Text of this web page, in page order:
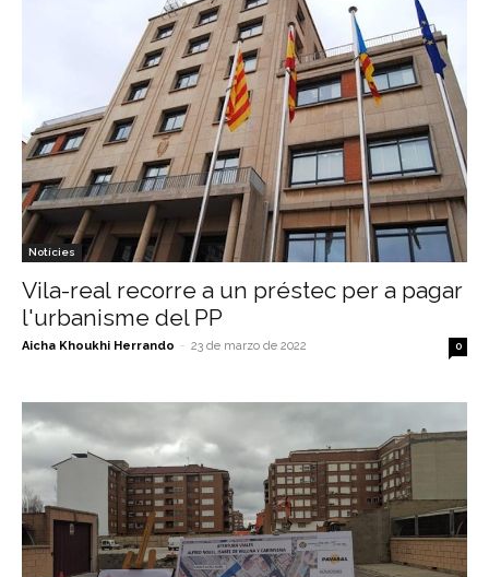
Notícies
Vila-real recorre a un préstec per a pagar
l'urbanisme del PP
Aicha Khoukhi Herrando - 23 de marzo de 2022 0